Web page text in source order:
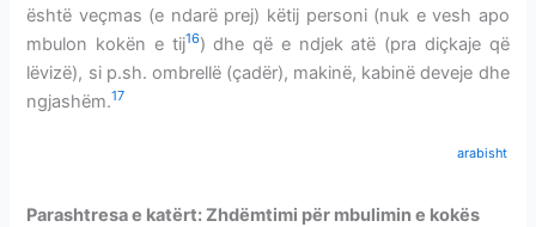
është veçmas (e ndarë prej) këtij personi (nuk e vesh apo
mbulon kokën e tij16) dhe që e ndjek atë (pra diçkaje që
lëvizë), si p.sh. ombrellë (çadër), makinë, kabinë deveje dhe
ngjashëm.17
arabisht
Parashtresa e katërt:Zhdëmtimi për mbulimin e kokës